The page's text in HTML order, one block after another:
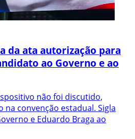
da ata autorização para
ao Governo e ao
não foi discutido,
convenção estadual. Sigla
e Eduardo Braga ao